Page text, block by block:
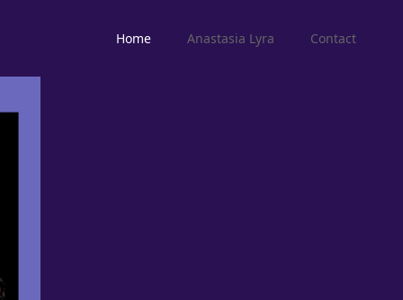
Home Anastasia Lyra Contact